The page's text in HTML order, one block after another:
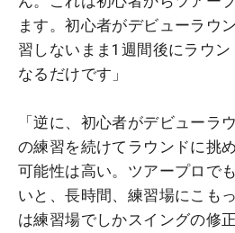
ます。初心者がデビューラウ
習しないまま1週間後にラウ
なるだけです」
「逆に、初心者がデビューラ
の練習を続けてラウンドに挑
可能性は高い。ツアープロで
いと、長時間、練習場にこも
は練習場でしかスイングの修